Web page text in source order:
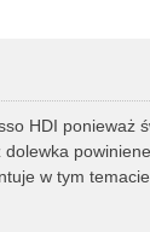
HDI ponieważ
w tym temacie